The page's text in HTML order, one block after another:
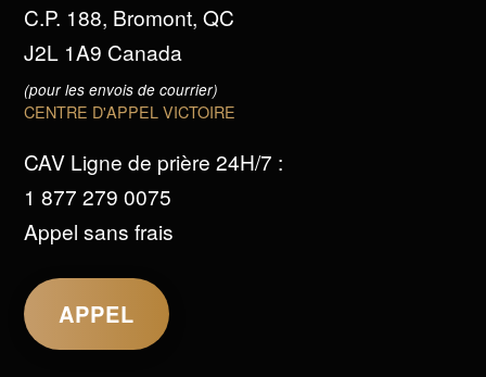
C.P. 188, Bromont, QC
J2L 1A9 Canada
(pour les envois de courrier)
CENTRE D'APPEL VICTOIRE
CAV Ligne de prière 24H/7 :
1 877 279 0075
Appel sans frais
APPEL